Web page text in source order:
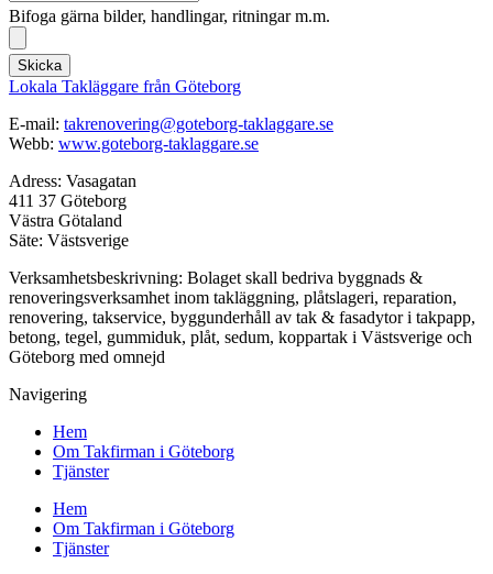
Bifoga gärna bilder, handlingar, ritningar m.m.
Skicka
Lokala Takläggare från Göteborg
E-mail: takrenovering@goteborg-taklaggare.se
Webb: www.goteborg-taklaggare.se
Adress: Vasagatan
411 37 Göteborg
Västra Götaland
Säte: Västsverige
Verksamhetsbeskrivning: Bolaget skall bedriva byggnads &
renoveringsverksamhet inom takläggning, plåtslageri, reparation,
renovering, takservice, byggunderhåll av tak & fasadytor i takpapp,
betong, tegel, gummiduk, plåt, sedum, koppartak i Västsverige och
Göteborg med omnejd
Navigering
Hem
Om Takfirman i Göteborg
Tjänster
Hem
Om Takfirman i Göteborg
Tjänster